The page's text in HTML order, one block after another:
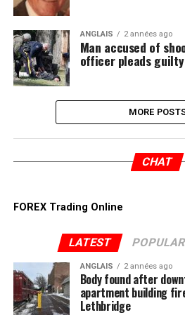
ANGLAIS 2 années ago
Man accused of
officer pleads
MORE
CHAT
FOREX Trading Online
LATEST POPULAR
ANGLAIS 2 années ago
Body found after
apartment building
Lethbridge